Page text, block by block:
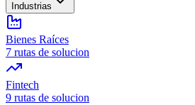
Industrias
Bienes Raíces
7 rutas de solucion
Fintech
9 rutas de solucion